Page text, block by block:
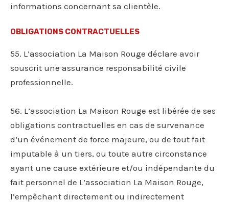
informations concernant sa clientèle.
OBLIGATIONS CONTRACTUELLES
55. L’association La Maison Rouge déclare avoir
souscrit une assurance responsabilité civile
professionnelle.
56. L’association La Maison Rouge est libérée de ses
obligations contractuelles en cas de survenance
d’un événement de force majeure, ou de tout fait
imputable à un tiers, ou toute autre circonstance
ayant une cause extérieure et/ou indépendante du
fait personnel de L’association La Maison Rouge,
l’empêchant directement ou indirectement